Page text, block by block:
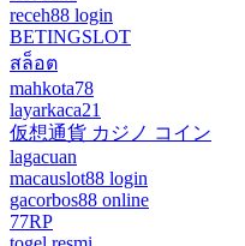
receh88 login
BETINGSLOT
สล็อต
mahkota78
layarkaca21
仮想通貨 カジノ コイン
lagacuan
macauslot88 login
gacorbos88 online
77RP